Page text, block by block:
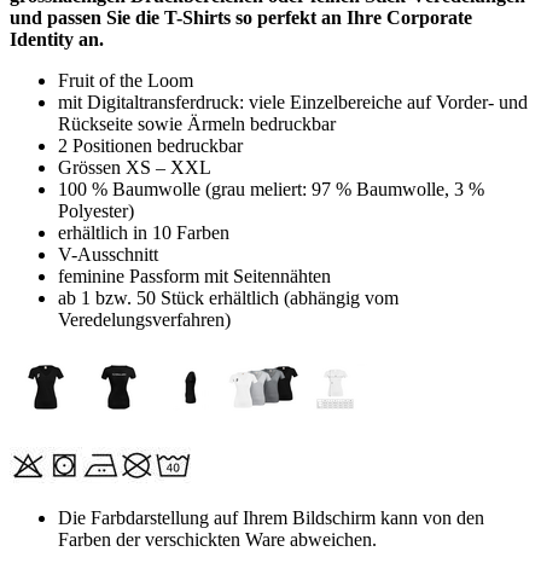
und passen Sie die T-Shirts so perfekt an Ihre Corporate
Identity an.
Fruit of the Loom
mit Digitaltransferdruck: viele Einzelbereiche auf Vorder- und
Rückseite sowie Ärmeln bedruckbar
2 Positionen bedruckbar
Grössen XS – XXL
100 % Baumwolle (grau meliert: 97 % Baumwolle, 3 %
Polyester)
erhältlich in 10 Farben
V-Ausschnitt
feminine Passform mit Seitennähten
ab 1 bzw. 50 Stück erhältlich (abhängig vom
Veredelungsverfahren)
Die Farbdarstellung auf Ihrem Bildschirm kann von den
Farben der verschickten Ware abweichen.